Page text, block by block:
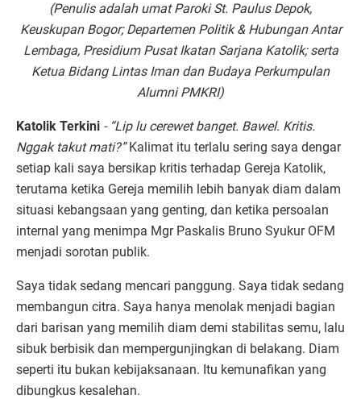
(Penulis adalah umat Paroki St. Paulus Depok,
Keuskupan Bogor; Departemen Politik & Hubungan Antar
Lembaga, Presidium Pusat Ikatan Sarjana Katolik; serta
Ketua Bidang Lintas Iman dan Budaya Perkumpulan
Alumni PMKRI)
Katolik Terkini - “Lip lu cerewet banget. Bawel. Kritis.
Nggak takut mati?” Kalimat itu terlalu sering saya dengar
setiap kali saya bersikap kritis terhadap Gereja Katolik,
terutama ketika Gereja memilih lebih banyak diam dalam
situasi kebangsaan yang genting, dan ketika persoalan
internal yang menimpa Mgr Paskalis Bruno Syukur OFM
menjadi sorotan publik.
Saya tidak sedang mencari panggung. Saya tidak sedang
membangun citra. Saya hanya menolak menjadi bagian
dari barisan yang memilih diam demi stabilitas semu, lalu
sibuk berbisik dan mempergunjingkan di belakang. Diam
seperti itu bukan kebijaksanaan. Itu kemunafikan yang
dibungkus kesalehan.